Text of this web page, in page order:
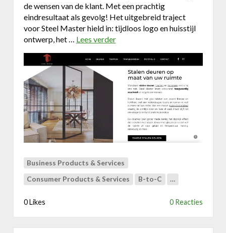
de wensen van de klant. Met een prachtig
eindresultaat als gevolg! Het uitgebreid traject
voor Steel Master hield in: tijdloos logo en huisstijl
ontwerp, het … Lees verdero
e
l
o
o
Business Products & Services
Consumer Products & Services B-to-C …
0 Likes 0 Reacties